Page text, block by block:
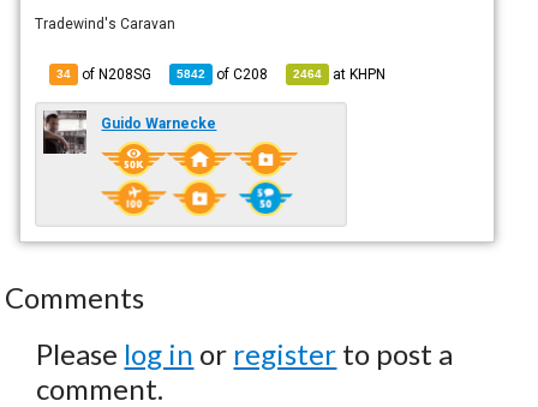
Tradewind's Caravan
34 of N208SG 5842 ofC208 2464 atKHPN
Guido Warnecke
Comments
Please log in or register to post a
comment.